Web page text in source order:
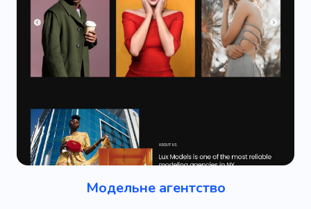
Модельне агентство